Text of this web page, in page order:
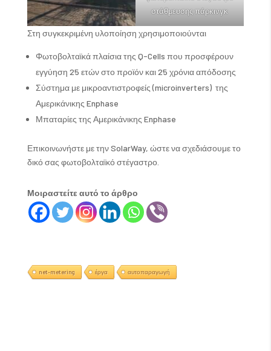
στάθμευσης πάρκινγκ
Στη συγκεκριμένη υλοποίηση χρησιμοποιούνται
Φωτοβολταϊκά πλαίσια της Q-Cells που προσφέρουν
εγγύηση 25 ετών στο προϊόν και 25 χρόνια απόδοσης
Σύστημα με μικροαντιστροφείς (microinverters) της
Αμερικάνικης Enphase
Μπαταρίες της Αμερικάνικης Enphase
Επικοινωνήστε με την SolarWay, ώστε να σχεδιάσουμε το
δικό σας φωτοβολταϊκό στέγαστρο.
Μοιραστείτε αυτό το άρθρο
net-metering έργα αυτοπαραγωγή